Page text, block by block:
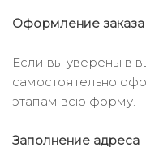
Оформление
Если вы уверены в
самостоятельно
этапам всю форму.
Заполнение адреса